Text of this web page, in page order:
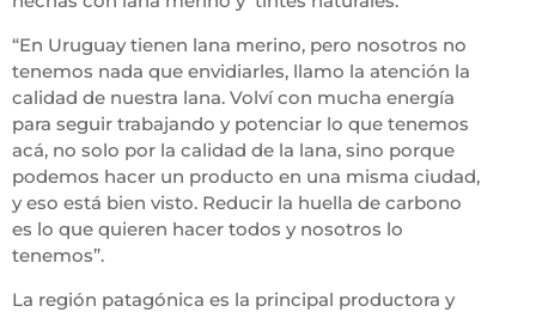
“En Uruguay tienen lana merino, pero nosotros no
tenemos nada que envidiarles, llamo la atención la
calidad de nuestra lana. Volví con mucha energía
para seguir trabajando y potenciar lo que tenemos
acá, no solo por la calidad de la lana, sino porque
podemos hacer un producto en una misma ciudad,
y eso está bien visto. Reducir la huella de carbono
es lo que quieren hacer todos y nosotros lo
tenemos”.
La región patagónica es la principal productora y